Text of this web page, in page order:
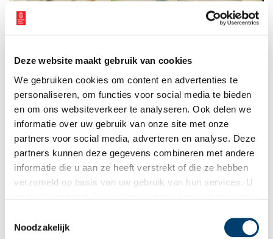
Deze website maakt gebruik van cookies
We gebruiken cookies om content en advertenties te
personaliseren, om functies voor social media te bieden
en om ons websiteverkeer te analyseren. Ook delen we
informatie over uw gebruik van onze site met onze
partners voor social media, adverteren en analyse. Deze
partners kunnen deze gegevens combineren met andere
informatie die u aan ze heeft verstrekt of die ze hebben
verzameld op basis van uw gebruik van hun services. U
Noodzakelijk
Waar nu het hart van de Randstad driftig klopt, dommelde
eeuwen geleden uitgestrekt waterland onder brede
wolkenluchten. Dijkweggetjes doorsneden het Amstellandse
meren- en plassengebied. Wie indertijd van Amsterdam naar
Leiden reisde, keek uit over Legmeer en Haarlemmermeer.
Water, alom water. Totdat midden negentiende eeuw het
Haarlemmermeer werd leeg gepompt. Het Legmeer klotste en
kabbelde nog als vanouds. Exact 150 jaar geleden maakte
koning Willem III daar met een pennenstreek definitief een
eind aan.